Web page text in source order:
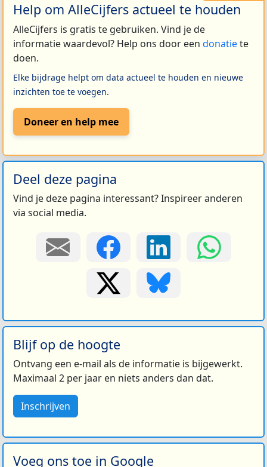
Help om AlleCijfers actueel te houden
AlleCijfers is gratis te gebruiken. Vind je de
informatie waardevol? Help ons door een donatiete
doen.
Elke bijdrage helpt om data actueel te houden en nieuwe
inzichten toe te voegen.
Doneer en help mee
Deel deze pagina
Vind je deze pagina interessant? Inspireer anderen
via social media.
Blijf op de hoogte
Ontvang een e-mail als de informatie is bijgewerkt.
Maximaal 2 per jaar en niets anders dan dat.
Inschrijven
Voeg ons toe in Google